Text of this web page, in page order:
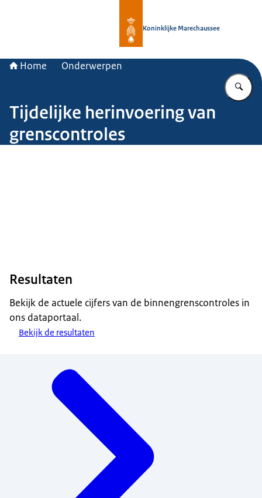
Koninklijke Marechaussee
Home Onderwerpen
Tijdelijke herinvoering van
grenscontroles
Resultaten
Bekijk de actuele cijfers van de binnengrenscontroles in
ons dataportaal.
Bekijk de resultaten